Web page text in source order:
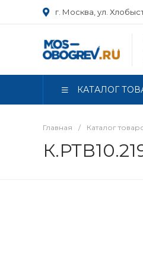
г. Москва, ул.
КАТАЛОГ
Главная / Каталог